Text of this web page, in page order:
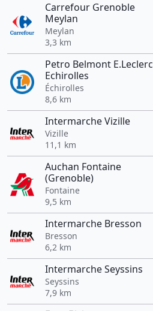
Carrefour Grenoble
Meylan
Meylan
3,3 km
Petro Belmont E.Leclerc
Echirolles
Échirolles
8,6 km
Intermarche Vizille
Vizille
11,1 km
Auchan Fontaine
(Grenoble)
Fontaine
9,5 km
Intermarche Bresson
Bresson
6,2 km
Intermarche Seyssins
Seyssins
7,9 km